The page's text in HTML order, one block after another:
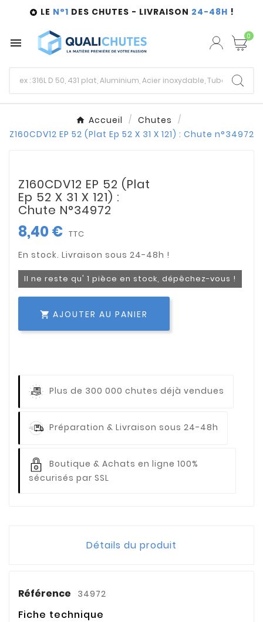
 LE N°1 DES CHUTES - LIVRAISON 24-48H !
 0
Accueil
Chutes
Z160CDV12 EP 52 (Plat Ep 52 X 31 X 121) : Chute n°34972
Z160CDV12 EP 52 (Plat
Ep 52 X 31 X 121) :
Chute N°34972
8,40 € TTC
Il ne reste qu' 1 pièce en stock, dépêchez-vous !
 AJOUTER AU PANIER
Plus de 300 000 chutes déjà vendues
Préparation & Livraison sous 24-48h
Boutique & Achats en ligne 100%
sécurisés par SSL
Détails du produit
Référence 34972
Fiche technique